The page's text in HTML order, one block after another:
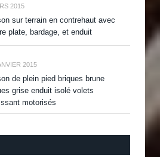
2015
sur terrain en contrehaut avec
plate, bardage, et enduit
2015
de plein pied briques brune
grise enduit isolé volets
motorisés